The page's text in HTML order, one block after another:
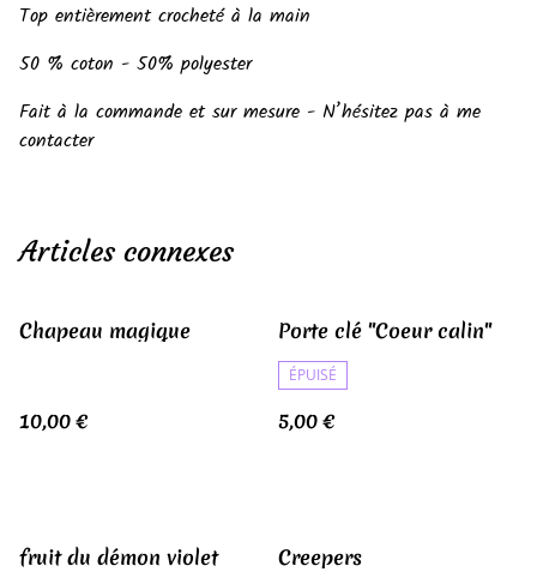
Top entièrement crocheté à la main
50 % coton - 50% polyester
Fait à la commande et sur mesure - N’hésitez pas à me
contacter
Articles connexes
Chapeau magique
10,00 €
Porte clé "Coeur calin"
ÉPUISÉ
5,00 €
fruit du démon violet
Creepers